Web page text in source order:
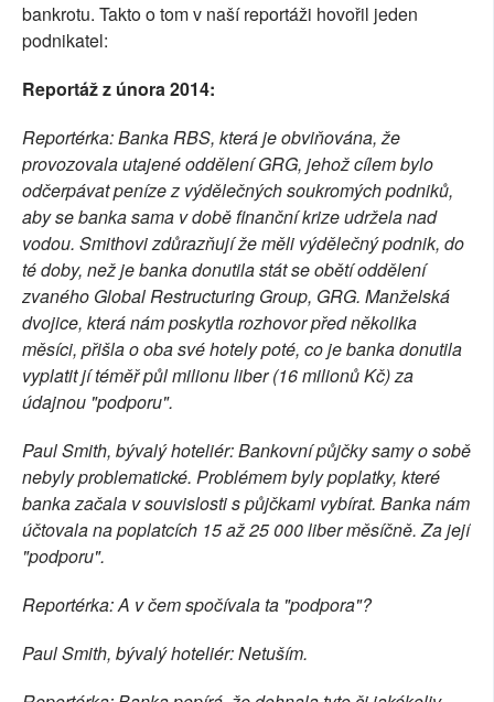
bankrotu. Takto o tom v naší reportáži hovořil jeden
podnikatel:
Reportáž z února 2014:
Reportérka: Banka RBS, která je obviňována, že
provozovala utajené oddělení GRG, jehož cílem bylo
odčerpávat peníze z výdělečných soukromých podniků,
aby se banka sama v době finanční krize udržela nad
vodou. Smithovi zdůrazňují že měli výdělečný podnik, do
té doby, než je banka donutila stát se obětí oddělení
zvaného Global Restructuring Group, GRG. Manželská
dvojice, která nám poskytla rozhovor před několika
měsíci, přišla o oba své hotely poté, co je banka donutila
vyplatit jí téměř půl milionu liber (16 milionů Kč) za
údajnou "podporu".
Paul Smith, bývalý hoteliér: Bankovní půjčky samy o sobě
nebyly problematické. Problémem byly poplatky, které
banka začala v souvislosti s půjčkami vybírat. Banka nám
účtovala na poplatcích 15 až 25 000 liber měsíčně. Za její
"podporu".
Reportérka: A v čem spočívala ta "podpora"?
Paul Smith, bývalý hoteliér: Netuším.